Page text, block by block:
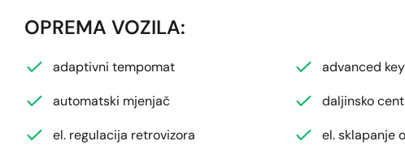
OPREMA VOZILA:
adaptivni tempomat advanced key
automatski mjenjač
daljinsko
el. regulacija retrovizora
el. sklapanje